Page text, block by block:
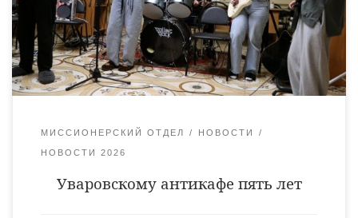
Кирсановского Игнатия силами духовенства епархии было
организован этот молодежный центр. Центр духовности,
общения, занятий по интересам, аналогов которому в
Тамбовской области нет. Таким […]
МИССИОНЕРСКИЙ ОТДЕЛ НОВОСТИ
НОВОСТИ 2026
Уваровскому антикафе пять лет